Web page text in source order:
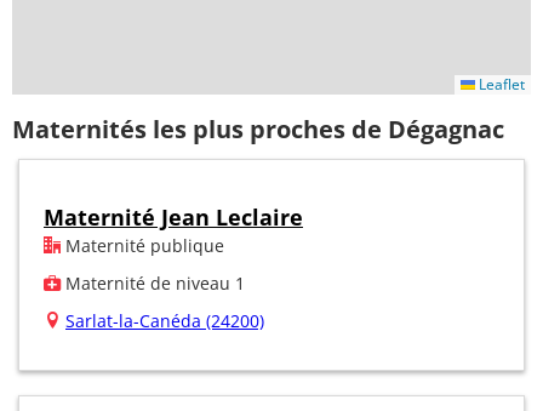
Leaflet
Maternités les plus proches de Dégagnac
Maternité Jean Leclaire
Maternité publique
Maternité de niveau 1
Sarlat-la-Canéda (24200)